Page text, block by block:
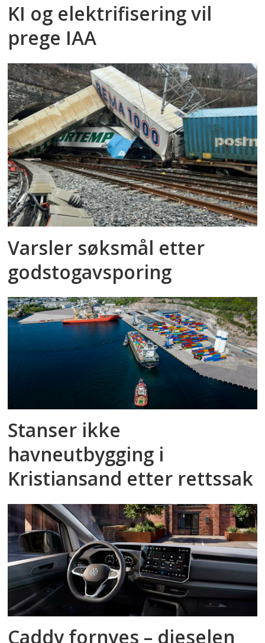
KI og elektrifisering vil
prege IAA
Varsler søksmål etter
godstog­avsporing
Stanser ikke
havneutbygging i
Kristiansand etter rettssak
Caddy fornyes – dieselen